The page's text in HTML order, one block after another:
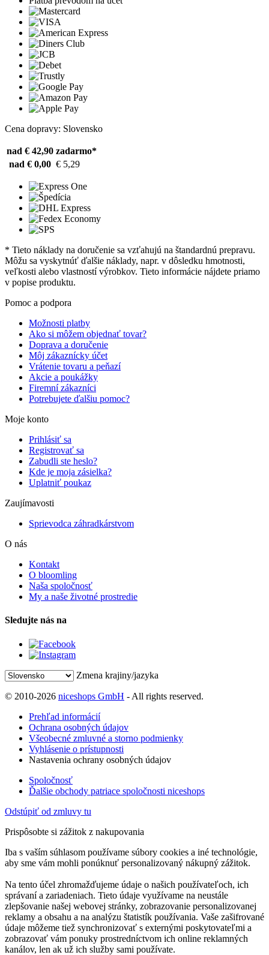
Cena dopravy: Slovensko
nad € 42,90 zadarmo*
nad € 0,00 € 5,29
* Tieto náklady na doručenie sa vzťahujú na štandardnú prepravu.
Môžu sa vyskytnúť ďalšie náklady, napr. v dôsledku hmotnosti,
veľkosti alebo vlastností výrobkov. Tieto informácie nájdete priamo
v popise produktu.
Pomoc a podpora
Možnosti platby
Ako si môžem objednať tovar?
Doprava a doručenie
Môj zákaznícky účet
Vrátenie tovaru a peňazí
Akcie a poukážky
Firemní zákazníci
Potrebujete ďalšiu pomoc?
Moje konto
Prihlásiť sa
Registrovať sa
Zabudli ste heslo?
Kde je moja zásielka?
Uplatniť poukaz
Zaujímavosti
Sprievodca záhradkárstvom
O nás
Kontakt
O bloomling
Naša spoločnosť
My a naše životné prostredie
Sledujte nás na
Zmena krajiny/jazyka
© 2010-2026 niceshops GmbH - All rights reserved.
Prehľad informácií
Ochrana osobných údajov
Všeobecné zmluvné a storno podmienky
Vyhlásenie o prístupnosti
Nastavenia ochrany osobných údajov
Spoločnosť
Ďalšie obchody patriace spoločnosti niceshops
Odstúpiť od zmluvy tu
Prispôsobte si zážitok z nakupovania
Iba s vaším súhlasom používame súbory cookies a iné technológie,
aby sme vám mohli ponúknuť personalizovaný nákupný zážitok.
Na tento účel zhromažďujeme údaje o našich používateľoch, ich
správaní a zariadeniach. Tieto údaje využívame na neustále
zlepšovanie našej webovej stránky, zobrazovanie personalizovanej
reklamy a obsahu a na analýzu štatistík používania. Vaše zašifrované
údaje môžeme tiež synchronizovať s externými poskytovateľmi a
zobrazovať vám ponuky prostredníctvom ich online reklamných
kanálov, len ak už ich služby sami používate.